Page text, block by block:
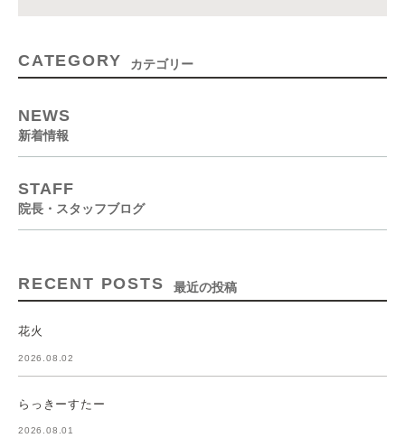
CATEGORY カテゴリー
NEWS
新着情報
STAFF
院長・スタッフブログ
RECENT POSTS 最近の投稿
花火
2026.08.02
らっきーすたー
2026.08.01